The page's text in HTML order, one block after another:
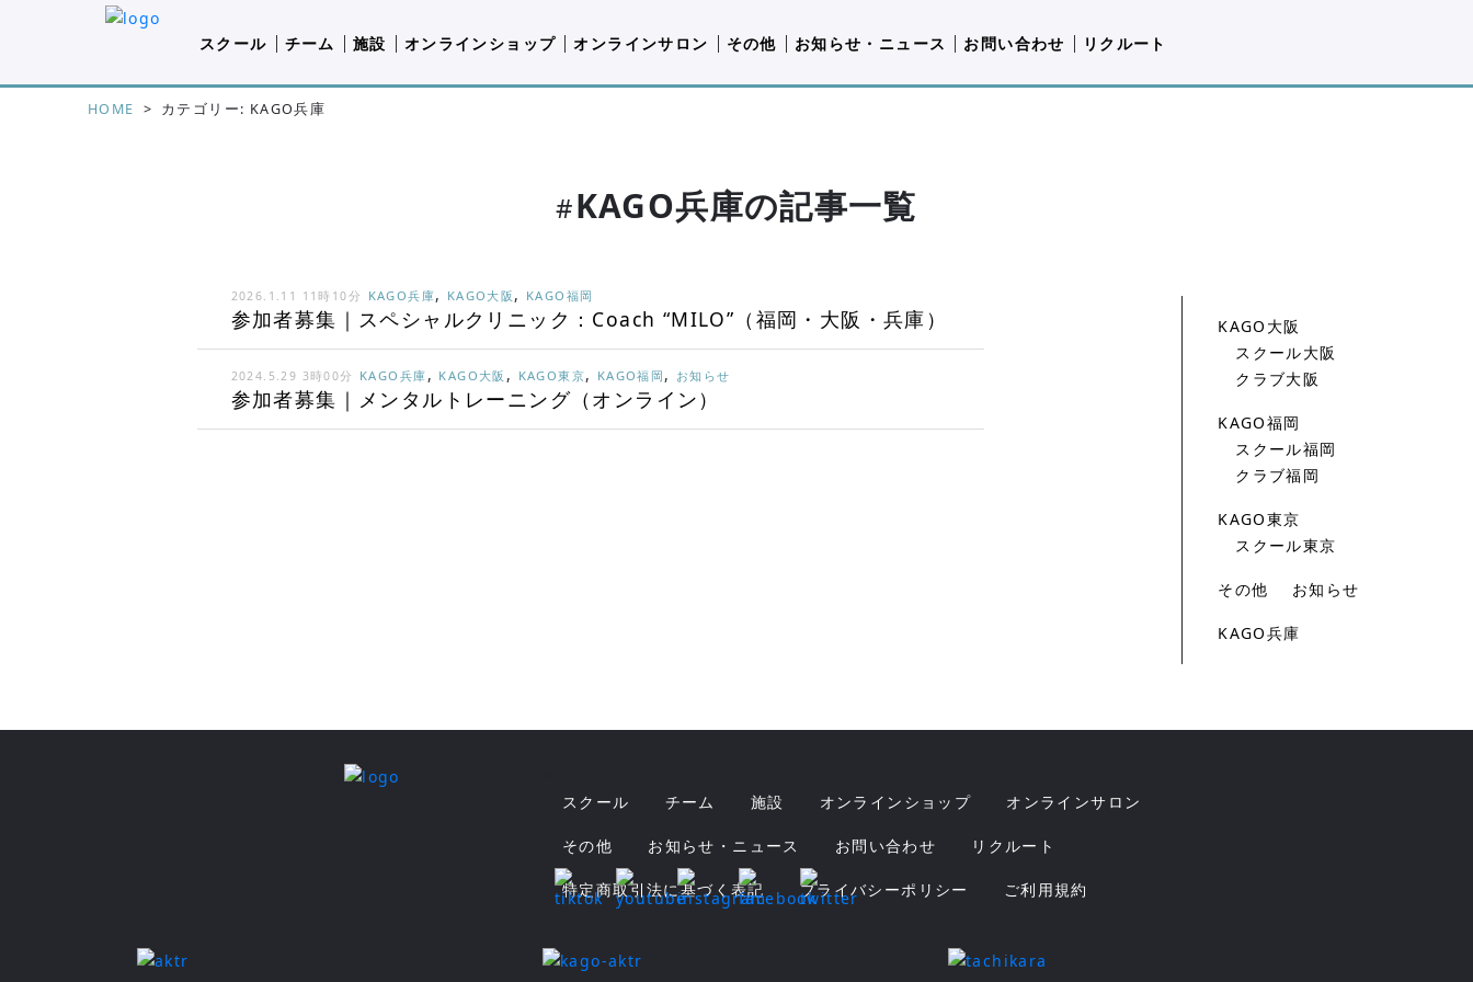
スクール チーム 施設 オンラインショップ オンラインサロン その他 お知らせ・ニュース お問い合わせ リクルート
HOME > カテゴリー: KAGO兵庫
#KAGO兵庫の記事一覧
KAGO大阪
スクール大阪
クラブ大阪
KAGO福岡
スクール福岡
クラブ福岡
KAGO東京
スクール東京
その他 お知らせ
KAGO兵庫
2026.1.11 11時10分 KAGO兵庫, KAGO大阪 , KAGO福岡
参加者募集｜スペシャルクリニック：Coach “MILO”（福岡・大阪・兵庫）
2024.5.29 3時00分 KAGO兵庫 , KAGO大阪 , KAGO東京, KAGO福岡 , お知らせ
参加者募集｜メンタルトレーニング（オンライン）
スクール
チーム 施設 オンラインショップ オンラインサロン
その他 お知らせ・ニュース お問い合わせ リクルート
特定商取引法に基づく表記 プライバシーポリシー ご利用規約